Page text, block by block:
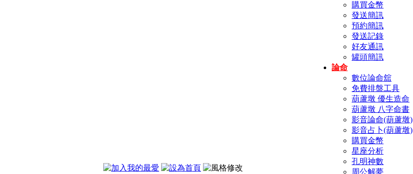
購買金幣
發送簡訊
預約簡訊
發送記錄
好友通訊
罐頭簡訊
論命
數位論命舘
免費排盤工具
葫蘆墩 優生造命
葫蘆墩 八字命書
影音論命(葫蘆墩)
影音占卜(葫蘆墩)
購買金幣
星座分析
孔明神數
周公解夢